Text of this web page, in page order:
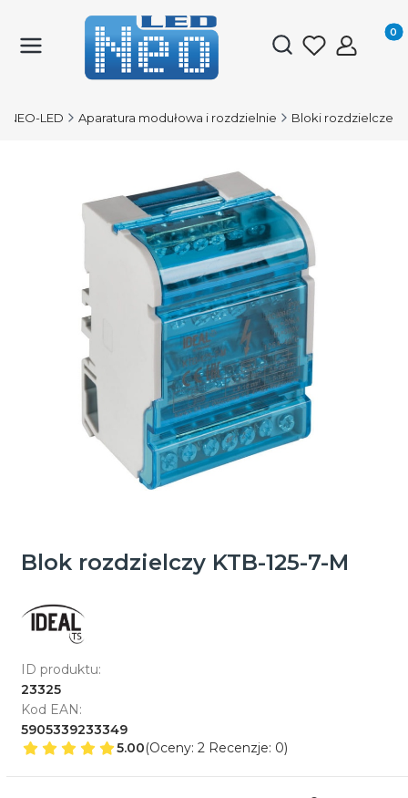
Otwórz
NEO-LED Aparatura modułowa i rozdzielnie Bloki rozdzielcze
Blok rozdzielczy KTB-125-7-M
ID produktu:
23325
Kod EAN:
5905339233349
5.00(Oceny: 2 Recenzje: 0)